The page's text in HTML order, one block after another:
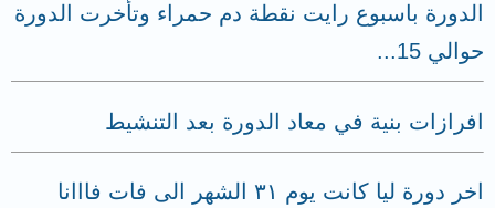
الدورة باسبوع رايت نقطة دم حمراء وتأخرت الدورة
حوالي 15...
افرازات بنية في معاد الدورة بعد التنشيط
اخر دورة ليا كانت يوم ٣١ الشهر الى فات فااانا